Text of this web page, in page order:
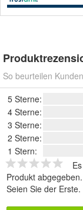
So beurteilen
5 Sterne:
4 Sterne:
3 Sterne:
2 Sterne:
1 Stern:
Produkt abgegeben.
Seien Sie der Erste.